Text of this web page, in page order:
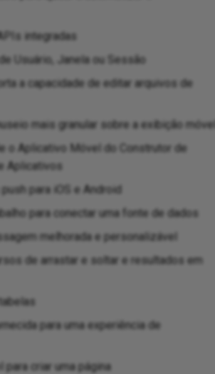
integradas
Usuário, Janela ou Sessão
a capacidade de editar arquivos de
mais granular sobre a exibição móvel
o Aplicativo Móvel do Construtor de
Aplicativos
para iOS e Android
para conectar uma fonte de dados
melhorada e personalizável
de arrastar e soltar e resultados em
para uma experiência de
criar uma página